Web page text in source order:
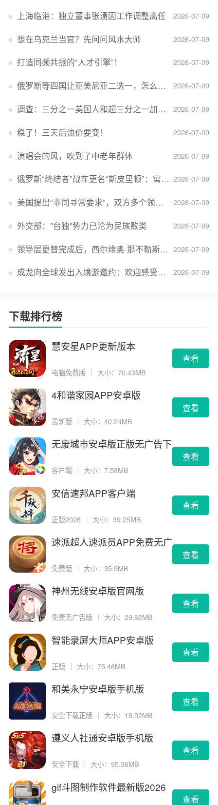
2026-07-09
上海临港：独立董事张湧因工作调整离任
2026-07-09
想在乌克兰当官？先问问风水大师
2026-07-09
打造同频共振的“人才引擎”！
2026-07-09
俄罗斯等四国让亚美尼亚二选一，怎么回事？
2026-07-09
调查：三分之一美国人和超三分之一加拿大人感到经济压力
2026-07-09
稳了！三天后油价要变！
2026-07-09
演唱会的风，吹到了中老年群体
2026-07-09
俄罗斯“终结者”战车更名“斯皮里顿”：寓意强大可靠，彰显俄精神力量
2026-07-09
美国提出“非同寻常要求”，双方多个领域分歧依旧，印美贸易谈判进入“关键阶段”
2026-07-09
外交部：''台独''势力已沦为民族败类
2026-07-09
领导层更替完成后，西尔维奥·那不勒斯出任Lucid首席执行官
2026-07-09
成龙向全球发出入境游邀约：欢迎感受无滤镜的真实中国
下载排行榜
慧安星APP更新版本
电脑免费版 ｜ 大小：70.43MB
查看
4和谐家园APP安卓版
最新版 大小：40.24MB
查看
无废城市安卓版正版无广告下
客户端 大小：7.58MB
查看
安信速邦APP客户端
正版2026 ｜ 大小：39.25MB
查看
速派超人速派员APP免费无广
免费版 大小：35.9MB
查看
神州无线安卓版官网版
免费无广告版 大小：29.62MB
查看
智能录屏大师APP安卓版
正版 ｜ 大小：75.46MB
查看
和美永宁安卓版手机版
安全下载正版 大小：16.92MB
查看
遵义人社通安卓版手机版
安全下载 大小：95.36MB
查看
gif斗图制作软件最新版2026
查看